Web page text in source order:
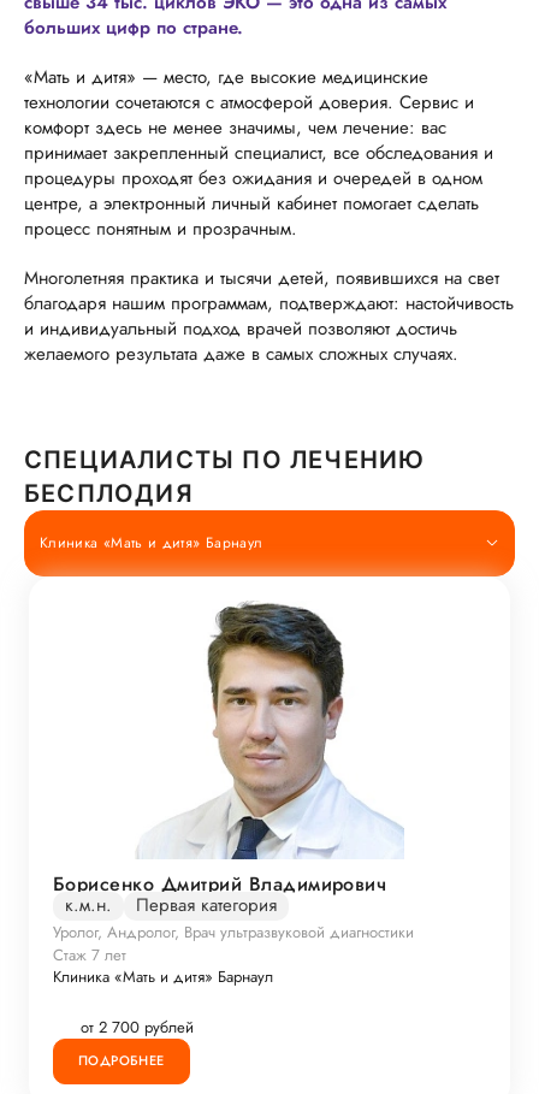
больших цифр по стране.
«Мать и дитя» — место, где высокие медицинские
технологии сочетаются с атмосферой доверия. Сервис и
комфорт здесь не менее значимы, чем лечение: вас
принимает закрепленный специалист, все обследования и
процедуры проходят без ожидания и очередей в одном
центре, а электронный личный кабинет помогает сделать
процесс понятным и прозрачным.
Многолетняя практика и тысячи детей, появившихся на свет
благодаря нашим программам, подтверждают: настойчивость
и индивидуальный подход врачей позволяют достичь
желаемого результата даже в самых сложных случаях.
СПЕЦИАЛИСТЫ ПО ЛЕЧЕНИЮ
БЕСПЛОДИЯ
Клиника «Мать и дитя» Барнаул
Борисенко Дмитрий Владимирович
к.м.н. Первая категория
Уролог, Андролог, Врач ультразвуковой диагностики
Стаж 7 лет
Клиника «Мать и дитя» Барнаул
от 2 700 рублей
ПОДРОБНЕЕ